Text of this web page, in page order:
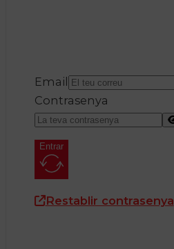
Email
Contrasenya
Entrar
Restablir contrasenya